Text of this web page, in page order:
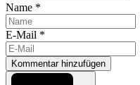
Name *
E-Mail *
Kommentar hinzufügen